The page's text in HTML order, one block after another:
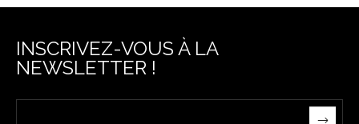
INSCRIVEZ-VOUS À LA
NEWSLETTER !